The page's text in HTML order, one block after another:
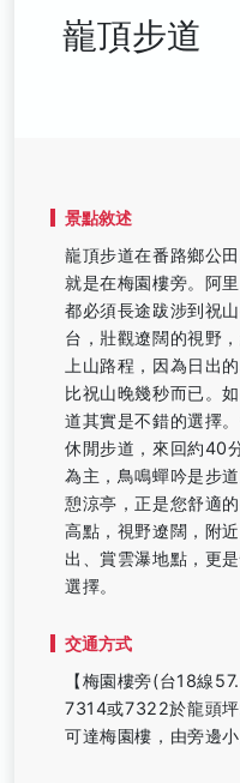
巃頂步道
景點敘述
巃頂步道在番路鄉公
就是在梅園樓旁。阿
都必須長途跋涉到祝
台，壯觀遼闊的視野
上山路程，因為日出
比祝山晚幾秒而已。
道其實是不錯的選擇
休閒步道，來回約40
為主，鳥鳴蟬吟是步
憩涼亭，正是您舒適
高點，視野遼闊，附
出、賞雲瀑地點，更
選擇。
交通方式
【梅園樓旁(台18線
7314或7322於龍頭
可達梅園樓，由旁邊